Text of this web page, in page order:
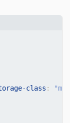
class :